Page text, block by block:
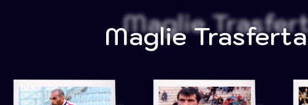
Maglie Trasferta